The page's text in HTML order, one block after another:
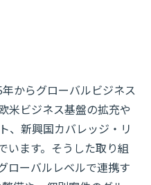
からグローバルビジネス
米ビジネス基盤の拡充や
、新興国カバレッジ・リ
います。そうした取り組
ローバルレベルで連携す